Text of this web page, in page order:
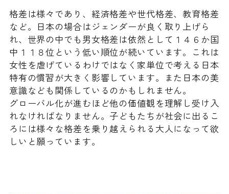
格差は様々であり、経済格差や世代格差、教育格差
など。日本の場合はジェンダーが良く取り上げら
れ、世界の中でも男女格差は依然として１４６か国
中１１８位という低い順位が続いています。これは
女性を虐げているわけではなく家単位で考える日本
特有の慣習が大きく影響しています。また日本の美
意識なども関係しているのかもしれません。
グローバル化が進むほど他の価値観を理解し受け入
れなければなりません。子どもたちが社会に出るこ
ろには様々な格差を乗り越えられる大人になって欲
しいと願っています。